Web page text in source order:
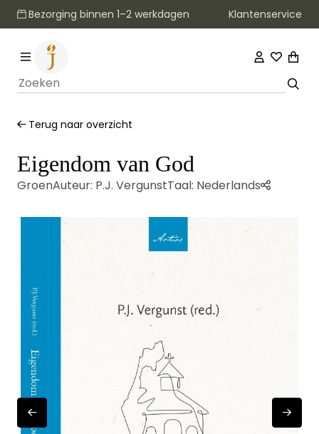
Bezorging binnen 1–2 werkdagen Klantenservice
Terug naar overzicht
Eigendom van God
GroenAuteur: P.J. VergunstTaal: Nederlands